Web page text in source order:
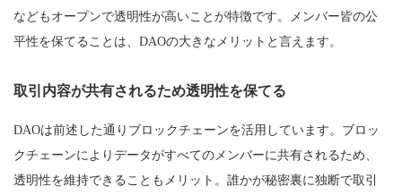
などもオープンで透明性が高いことが特徴です。メンバー皆の公
平性を保てることは、DAOの大きなメリットと言えます。
取引内容が共有されるため透明性を保てる
DAOは前述した通りブロックチェーンを活用しています。ブロッ
クチェーンによりデータがすべてのメンバーに共有されるため、
透明性を維持できることもメリット。誰かが秘密裏に独断で取引